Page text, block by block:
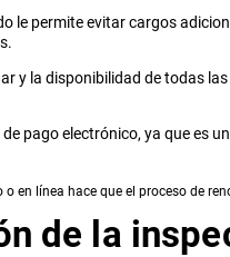
le permite evitar cargos
y la disponibilidad de todas
pago electrónico, ya que es
en línea hace que el proceso de
de la